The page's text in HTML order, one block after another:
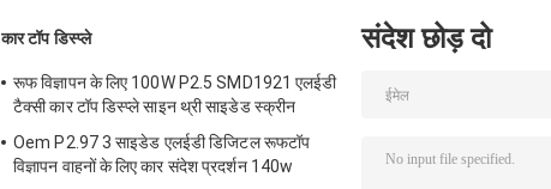
कार टॉप डिस्प्ले
रूफ विज्ञापन के लिए 100W P2.5 SMD1921 एलईडी
टैक्सी कार टॉप डिस्प्ले साइन थ्री साइडेड स्क्रीन
Oem P2.97 3 साइडेड एलईडी डिजिटल रूफटॉप
विज्ञापन वाहनों के लिए कार संदेश प्रदर्शन 140w
संदेश छोड़ दो